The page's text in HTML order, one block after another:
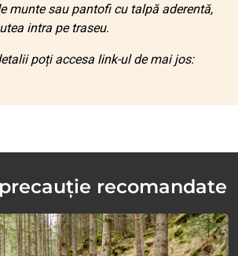
munte sau pantofi cu talpă aderentă,
intra pe traseu.
poți accesa link-ul de mai jos:
recomandate